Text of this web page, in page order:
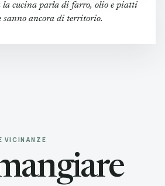
la cucina parla di farro, olio e piatti
sanno ancora di territorio.
VICINANZE